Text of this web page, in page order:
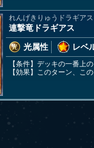
れんげきりゅうドラギアス
連撃竜ドラギアス
光属性
レベ
【条件】デッキの一番上
【効果】このターン、こ